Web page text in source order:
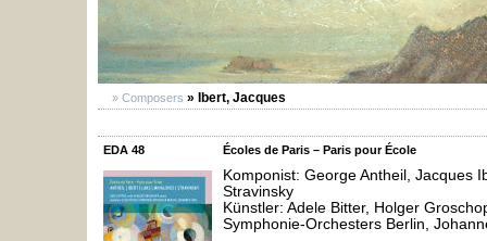
» Composers » Ibert, Jacques
EDA 48 Écoles de Paris – Paris pour École
Komponist: George Antheil, Jacques
Stravinsky
Künstler: Adele Bitter, Holger
Symphonie-Orchesters Berlin,